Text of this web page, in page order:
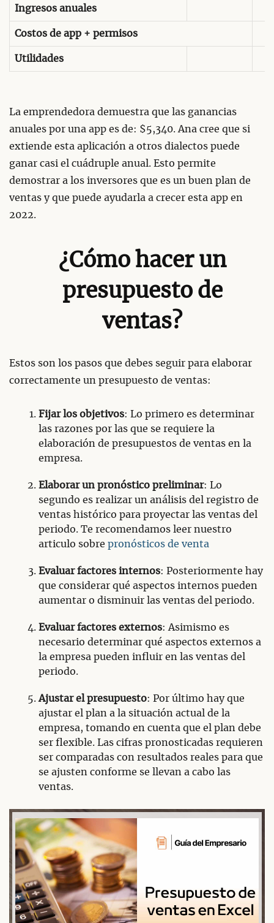
Ingresos anuales
Costos de app + permisos
Utilidades
La emprendedora demuestra que las ganancias
anuales por una app es de: $5,340. Ana cree que si
extiende esta aplicación a otros dialectos puede
ganar casi el cuádruple anual. Esto permite
demostrar a los inversores que es un buen plan de
ventas y que puede ayudarla a crecer esta app en
2022.
¿Cómo hacer un
presupuesto de
ventas?
Estos son los pasos que debes seguir para elaborar
correctamente un presupuesto de ventas:
Fijar los objetivos: Lo primero es determinar
las razones por las que se requiere la
elaboración de presupuestos de ventas en la
empresa.
Elaborar un pronóstico preliminar: Lo
segundo es realizar un análisis del registro de
ventas histórico para proyectar las ventas del
periodo. Te recomendamos leer nuestro
articulo sobre pronósticos de venta
Evaluar factores internos: Posteriormente hay
que considerar qué aspectos internos pueden
aumentar o disminuir las ventas del periodo.
Evaluar factores externos: Asimismo es
necesario determinar qué aspectos externos a
la empresa pueden influir en las ventas del
periodo.
Ajustar el presupuesto: Por último hay que
ajustar el plan a la situación actual de la
empresa, tomando en cuenta que el plan debe
ser flexible. Las cifras pronosticadas requieren
ser comparadas con resultados reales para que
se ajusten conforme se llevan a cabo las
ventas.